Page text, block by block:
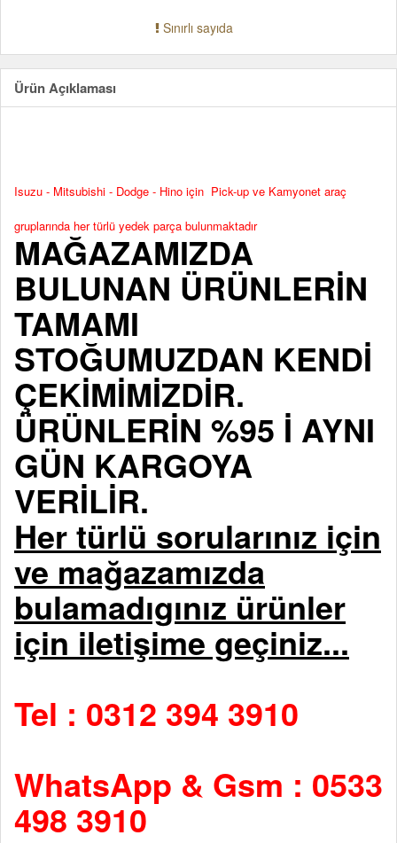
Sınırlı sayıda
Ürün Açıklaması
Isuzu - Mitsubishi - Dodge - Hino için Pick-up ve Kamyonet araç
gruplarında her türlü yedek parça bulunmaktadır
MAĞAZAMIZDA
BULUNAN ÜRÜNLERİN
TAMAMI
STOĞUMUZDAN KENDİ
ÇEKİMİMİZDİR.
ÜRÜNLERİN %95 İ AYNI
GÜN KARGOYA
VERİLİR.
Her türlü sorularınız için
ve mağazamızda
bulamadıgınız ürünler
için iletişime geçiniz...
Tel : 0312 394 3910
WhatsApp & Gsm : 0533
498 3910